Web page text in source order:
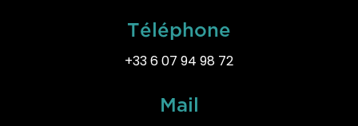
Téléphone
+33 6 07 94 98 72
Mail